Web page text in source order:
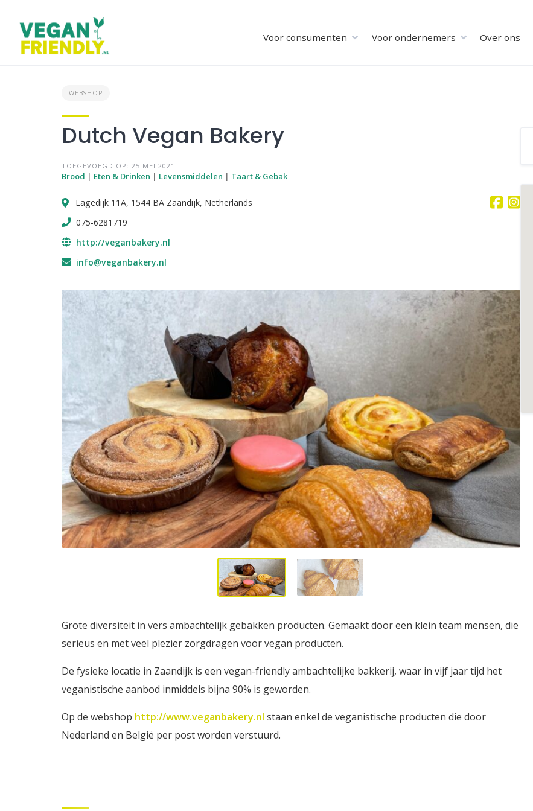
content
Voor consumenten Voor ondernemers Over ons
WEBSHOP
Dutch Vegan Bakery
TOEGEVOEGD OP: 25 MEI 2021
Brood | Eten & Drinken | Levensmiddelen | Taart & Gebak
Lagedijk 11A, 1544 BA Zaandijk, Netherlands
075-6281719
http://veganbakery.nl
info@veganbakery.nl
Grote diversiteit in vers ambachtelijk gebakken producten. Gemaakt door een klein team mensen, die
serieus en met veel plezier zorgdragen voor vegan producten.
De fysieke locatie in Zaandijk is een vegan-friendly ambachtelijke bakkerij, waar in vijf jaar tijd het
veganistische aanbod inmiddels bijna 90% is geworden.
Op de webshop http://www.veganbakery.nl staan enkel de veganistische producten die door
Nederland en België per post worden verstuurd.